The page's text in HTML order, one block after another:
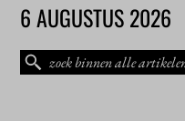
6 AUGUSTUS 2026